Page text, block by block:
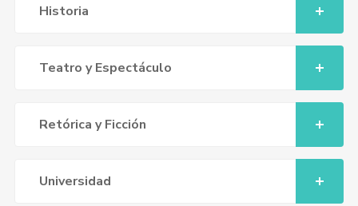
Historia
Teatro y Espectáculo
Retórica y Ficción
Universidad